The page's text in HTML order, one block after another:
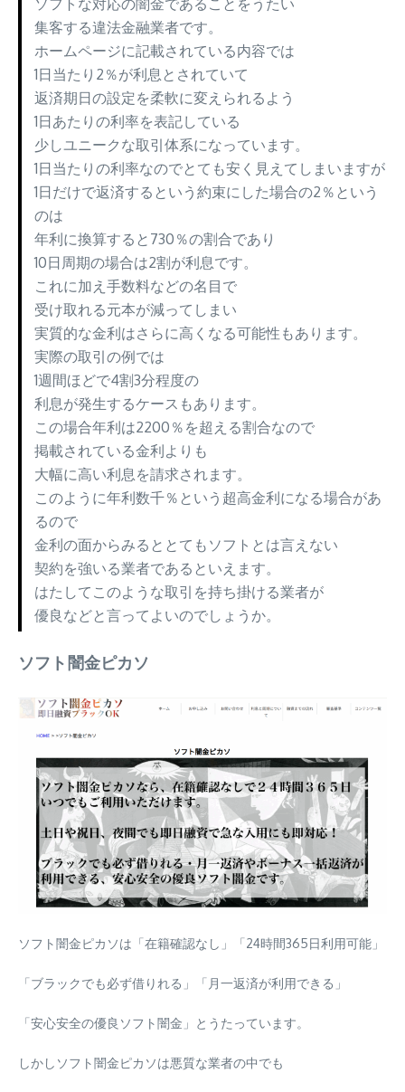
ソフトな対応の闇金であることをうたい
集客する違法金融業者です。
ホームページに記載されている内容では
1日当たり2％が利息とされていて
返済期日の設定を柔軟に変えられるよう
1日あたりの利率を表記している
少しユニークな取引体系になっています。
1日当たりの利率なのでとても安く見えてしまいますが
1日だけで返済するという約束にした場合の2％という
のは
年利に換算すると730％の割合であり
10日周期の場合は2割が利息です。
これに加え手数料などの名目で
受け取れる元本が減ってしまい
実質的な金利はさらに高くなる可能性もあります。
実際の取引の例では
1週間ほどで4割3分程度の
利息が発生するケースもあります。
この場合年利は2200％を超える割合なので
掲載されている金利よりも
大幅に高い利息を請求されます。
このように年利数千％という超高金利になる場合があ
るので
金利の面からみるととてもソフトとは言えない
契約を強いる業者であるといえます。
はたしてこのような取引を持ち掛ける業者が
優良などと言ってよいのでしょうか。
ソフト闇金ピカソ
ソフト闇金ピカソは「在籍確認なし」「24時間365日利用可能」
「ブラックでも必ず借りれる」「月一返済が利用できる」
「安心安全の優良ソフト闇金」とうたっています。
しかしソフト闇金ピカソは悪質な業者の中でも